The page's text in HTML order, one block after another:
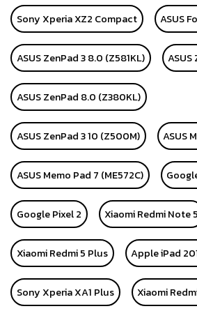
Sony Xperia XZ2 Compact ASUS
ASUS ZenPad 3 8.0 (Z581KL)
ASUS ZenPad 8.0 (Z380KL)
ASUS ZenPad 3 10 (Z500M) ASUS
ASUS Memo Pad 7 (ME572C)
Google Pixel 2 Xiaomi Redmi Note 5
Xiaomi Redmi 5 Plus Apple iPad
Sony Xperia XA1 Plus Xiaomi